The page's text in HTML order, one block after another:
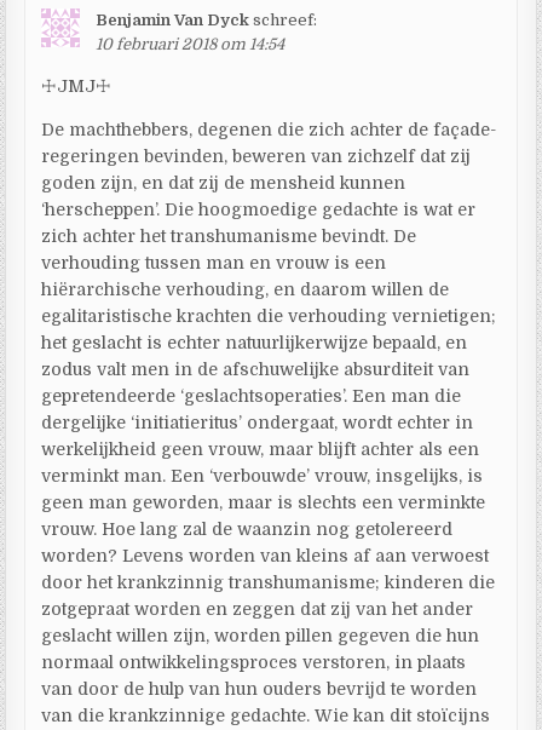
Benjamin Van Dyck schreef:
10 februari 2018 om 14:54
☩JMJ☩
De machthebbers, degenen die zich achter de façade-
regeringen bevinden, beweren van zichzelf dat zij
goden zijn, en dat zij de mensheid kunnen
‘herscheppen’. Die hoogmoedige gedachte is wat er
zich achter het transhumanisme bevindt. De
verhouding tussen man en vrouw is een
hiërarchische verhouding, en daarom willen de
egalitaristische krachten die verhouding vernietigen;
het geslacht is echter natuurlijkerwijze bepaald, en
zodus valt men in de afschuwelijke absurditeit van
gepretendeerde ‘geslachtsoperaties’. Een man die
dergelijke ‘initiatieritus’ ondergaat, wordt echter in
werkelijkheid geen vrouw, maar blijft achter als een
verminkt man. Een ‘verbouwde’ vrouw, insgelijks, is
geen man geworden, maar is slechts een verminkte
vrouw. Hoe lang zal de waanzin nog getolereerd
worden? Levens worden van kleins af aan verwoest
door het krankzinnig transhumanisme; kinderen die
zotgepraat worden en zeggen dat zij van het ander
geslacht willen zijn, worden pillen gegeven die hun
normaal ontwikkelingsproces verstoren, in plaats
van door de hulp van hun ouders bevrijd te worden
van die krankzinnige gedachte. Wie kan dit stoïcijns